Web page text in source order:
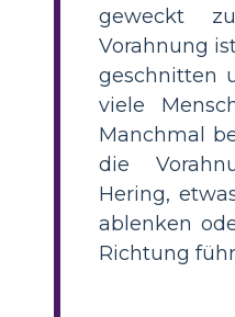
geweckt
Vorahnung
geschnitten
viele
Manchmal
die
Hering,
ablenken
Richtung